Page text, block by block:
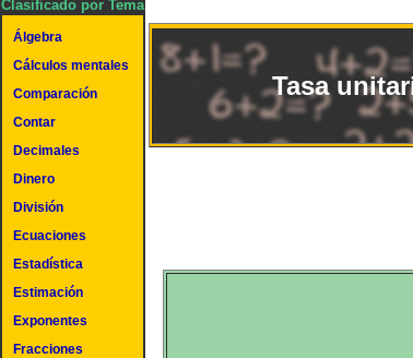
Clasificado por Tema
Álgebra
Cálculos mentales
Comparación
Contar
Decimales
Dinero
División
Ecuaciones
Estadística
Estimación
Exponentes
Fracciones
Tasa